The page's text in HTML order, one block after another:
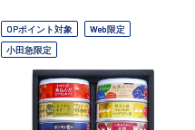
OPポイント対象
Web限定
小田急限定